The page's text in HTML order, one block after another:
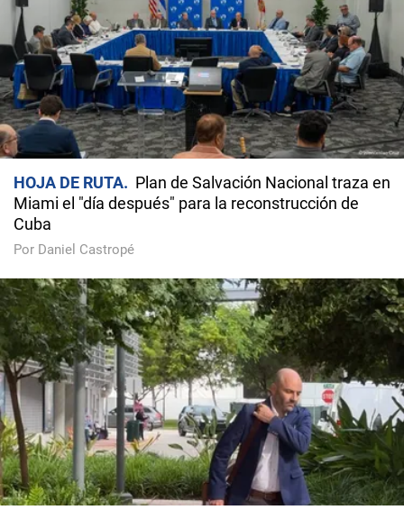
HOJA DE RUTA
Plan de Salvación Nacional traza en
Miami el "día después" para la reconstrucción de
Cuba
Por Daniel Castropé